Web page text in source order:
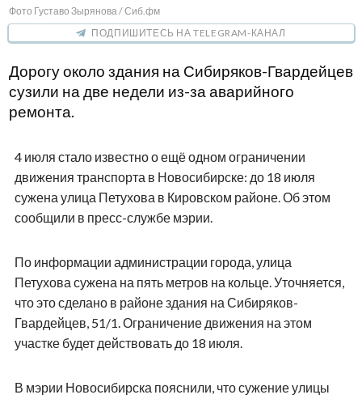
Фото Густаво Зырянова / Сиб.фм
ПОДПИШИТЕСЬ НА TELEGRAM-КАНАЛ
Дорогу около здания на Сибиряков-Гвардейцев
сузили на две недели из-за аварийного
ремонта.
4 июля стало известно о ещё одном ограничении
движения транспорта в Новосибирске: до 18 июля
сужена улица Петухова в Кировском районе. Об этом
сообщили в пресс-службе мэрии.
По информации администрации города, улица
Петухова сужена на пять метров на кольце. Уточняется,
что это сделано в районе здания на Сибиряков-
Гвардейцев, 51/1. Ограничение движения на этом
участке будет действовать до 18 июля.
В мэрии Новосибирска пояснили, что сужение улицы